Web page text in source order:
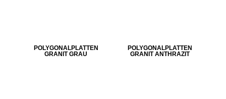
POLYGONALPLATTEN
GRANIT GRAU
POLYGONALPLATTEN
GRANIT ANTHRAZIT